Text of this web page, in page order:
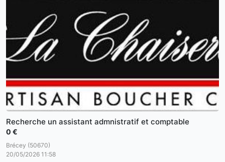
Recherche un assistant admnistratif et comptable
0 €
Brécey (50670)
20/05/2026 11:58